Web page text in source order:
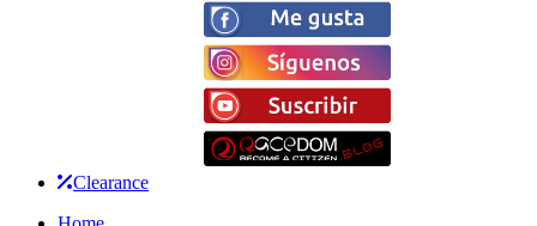
Clearance